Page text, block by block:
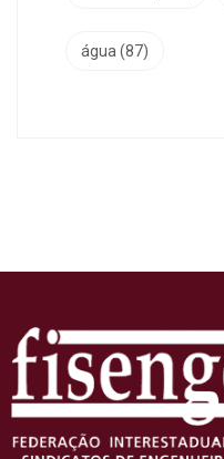
água(87)